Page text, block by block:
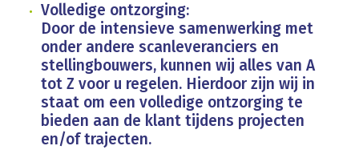
Volledige ontzorging:
Door de intensieve samenwerking met
onder andere scanleveranciers en
stellingbouwers, kunnen wij alles van A
tot Z voor u regelen. Hierdoor zijn wij in
staat om een volledige ontzorging te
bieden aan de klant tijdens projecten
en/of trajecten.